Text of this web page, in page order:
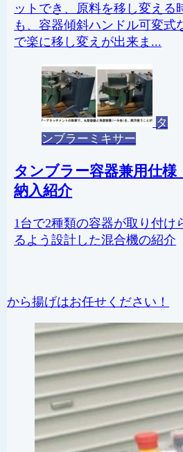
ットでき、原料を移し変える
も、容器傾斜ハンドル可変式
で楽に移し変えが出来ま...
タ
ンブラーミキサー
タンブラー容器兼用仕様
納入紹介
1台で2種類の容器が取り付け
るよう設計した混合機の紹介
から揚げはお任せください！